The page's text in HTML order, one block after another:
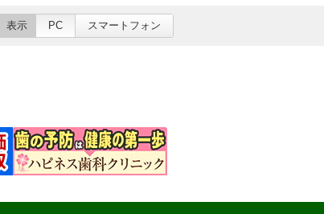
表示 PC スマートフォン